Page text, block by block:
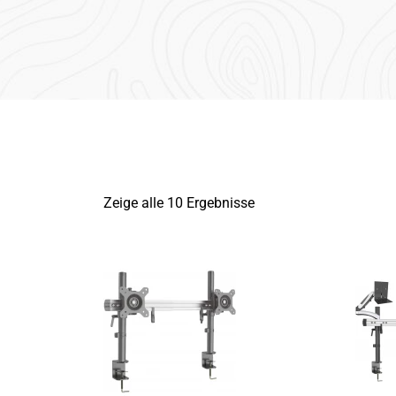
Zeige alle 10 Ergebnisse